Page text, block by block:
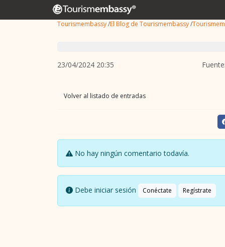
Tourismembassy/El Blog de Tourismembassy/
23/04/2024 20:35
Volver al listado de entradas
No hay ningún comentario todavía.
Debe iniciar sesión Conéctate Regístrate